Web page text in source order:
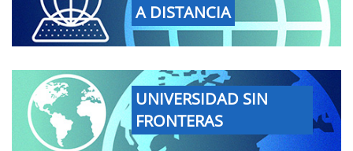
A DISTANCIA
UNIVERSIDAD SIN
FRONTERAS